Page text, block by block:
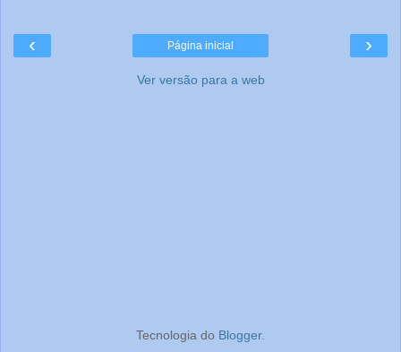
‹ ›
Página inicial
Ver versão para a web
Tecnologia do Blogger.